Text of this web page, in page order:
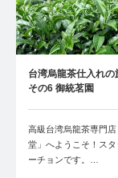
台湾烏龍茶仕入れの
その6 御統茗園
高級台湾烏龍茶専門
堂」へようこそ！スタ
ーチョンです。…